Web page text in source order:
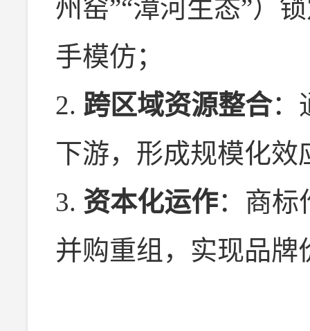
州窑”“漳河生态”）
手模仿；
2. 跨区域资源整合：
下游，形成规模化效
3. 资本化运作：商标
并购重组，实现品牌